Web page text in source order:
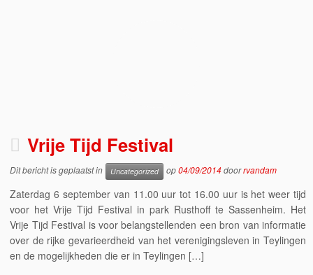
Vrije Tijd Festival
Dit bericht is geplaatst in Uncategorized op04/09/2014doorrvandam
Zaterdag 6 september van 11.00 uur tot 16.00 uur is het weer tijd
voor het Vrije Tijd Festival in park Rusthoff te Sassenheim. Het
Vrije Tijd Festival is voor belangstellenden een bron van informatie
over de rijke gevarieerdheid van het verenigingsleven in Teylingen
en de mogelijkheden die er in Teylingen […]